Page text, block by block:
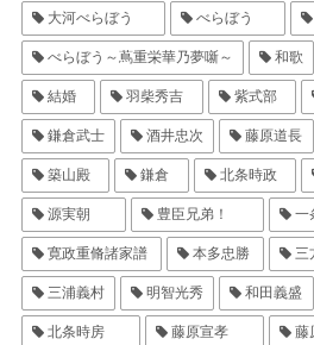
大河べらぼう べらぼう
べらぼう～蔦重栄華乃夢噺～ 和歌
結婚 羽柴秀吉 紫式部
鎌倉武士 酒井忠次 藤原道長
築山殿 鎌倉 北条時政
源実朝 豊臣兄弟！ 一
寛政重脩諸家譜 本多忠勝 三
三浦義村 明智光秀 和田義盛
北条時房 藤原宣孝 藤